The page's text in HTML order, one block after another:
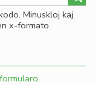
Minuskloj kaj
x-formato.
.